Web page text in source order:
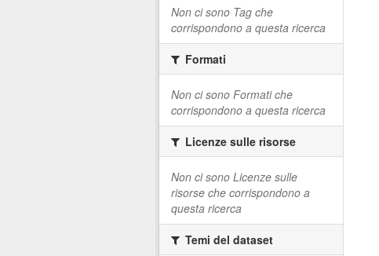
Non ci sono Tag che
corrispondono a questa ricerca
Formati
Non ci sono Formati che
corrispondono a questa ricerca
Licenze sulle risorse
Non ci sono Licenze sulle
risorse che corrispondono a
questa ricerca
Temi del dataset